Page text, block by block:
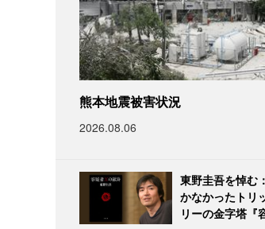
熊本地震被害状況
2026.08.06
東野圭吾を悼む
かなかったトリ
リーの金字塔『